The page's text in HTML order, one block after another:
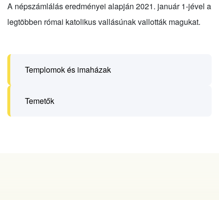
A népszámlálás eredményei alapján 2021. január 1-jével a
legtöbben római katolikus vallásúnak vallották magukat.
Templomok és imaházak
Temetők